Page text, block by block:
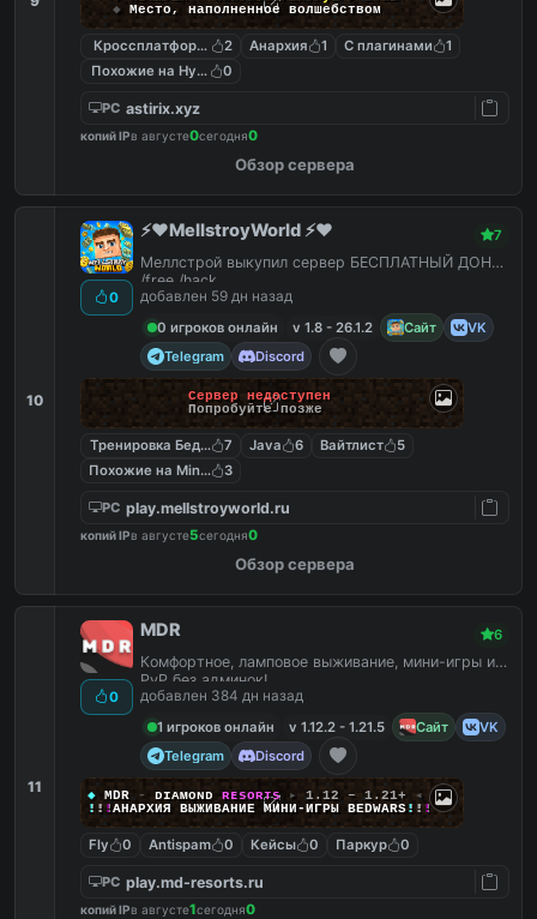
◆ Место, наполненное волшебством
Кроссплатформенный
2 Анархия 1 С плагинами
1
Похожие на Hypixel0
PC astirix.xyz
копий IPв августе0сегодня0
Обзор сервера
10
0
⚡️❤️MellstroyWorld ⚡️❤️ 7
Меллстрой выкупил сервер БЕСПЛАТНЫЙ ДОНАТ
/free /hack
добавлен 59 дн назад
0 игроков онлайн
v 1.8 - 26.1.2 Сайт
VK
Telegram
Discord
Сервер недоступен
Попробуйте позже
Тренировка Бед Варс
7 Java 6 Вайтлист
5
Похожие на MineShield
3
PC play.mellstroyworld.ru
копий IPв августе5сегодня0
Обзор сервера
11
0
MDR 6
Комфортное, ламповое выживание, мини-игры и
PvP без админок!
добавлен 384 дн назад
1 игроков онлайн
v 1.12.2 - 1.21.5 Сайт
VK
Telegram
Discord
◆ MDR - ᴅɪᴀᴍᴏɴᴅ ʀᴇsoʀᴛs ▸ 1.12 – 1.21+
◂
! ! !АНАРХИЯ ВЫЖИВАНИЕ МИНИ‑ИГРЫ BEDWARS! ! !
Fly 0 Antispam 0 Кейсы 0 Паркур 0
PC play.md-resorts.ru
копий IPв августе1сегодня0